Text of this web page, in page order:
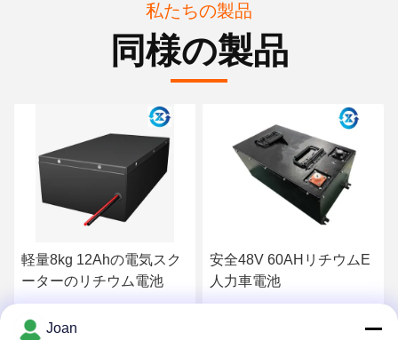
私たちの製品
同様の製品
安全48V 60AHリチウムE
人力車電池
最高 の 価格 を 入手 する
電気自動車のための
3P16S 20Ah 48V
LiFePO4電池
最高 の 価格 を 入手 する
Joan